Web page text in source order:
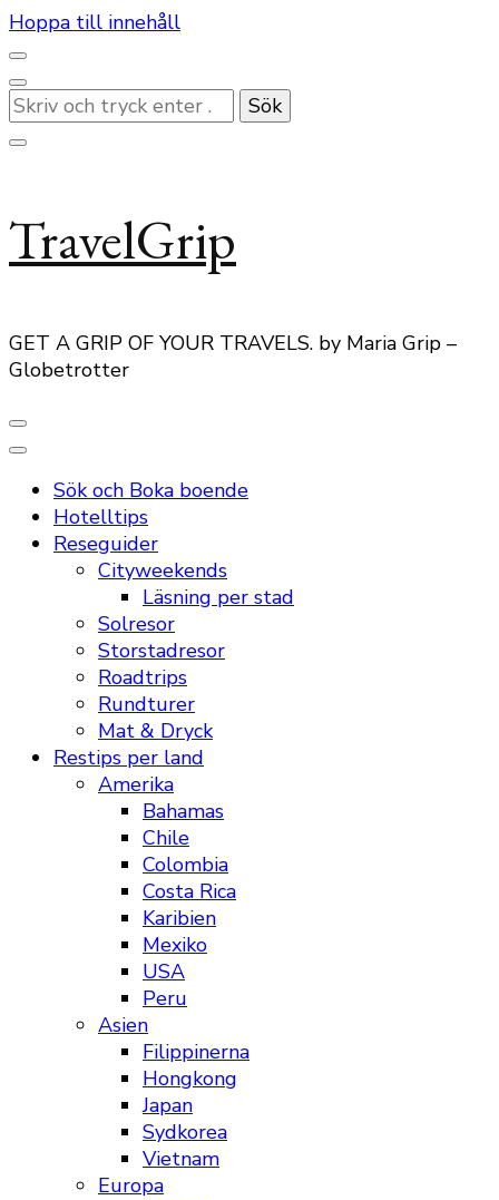
Hoppa till innehåll
Letar
du
efter
TravelGrip
GET A GRIP OF YOUR TRAVELS. by Maria Grip –
Globetrotter
Sök och Boka boende
Hotelltips
Reseguider
Cityweekends
Läsning per stad
Solresor
Storstadresor
Roadtrips
Rundturer
Mat & Dryck
Restips per land
Amerika
Bahamas
Chile
Colombia
Costa Rica
Karibien
Mexiko
USA
Peru
Asien
Filippinerna
Hongkong
Japan
Sydkorea
Vietnam
Europa